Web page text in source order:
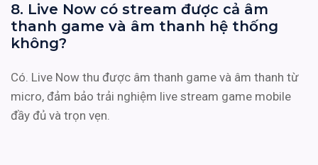
8. Live Now có stream được cả âm
thanh game và âm thanh hệ thống
không?
Có. Live Now thu được âm thanh game và âm thanh từ
micro, đảm bảo trải nghiệm live stream game mobile
đầy đủ và trọn vẹn.